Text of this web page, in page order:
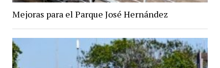
Mejoras para el Parque José Hernández